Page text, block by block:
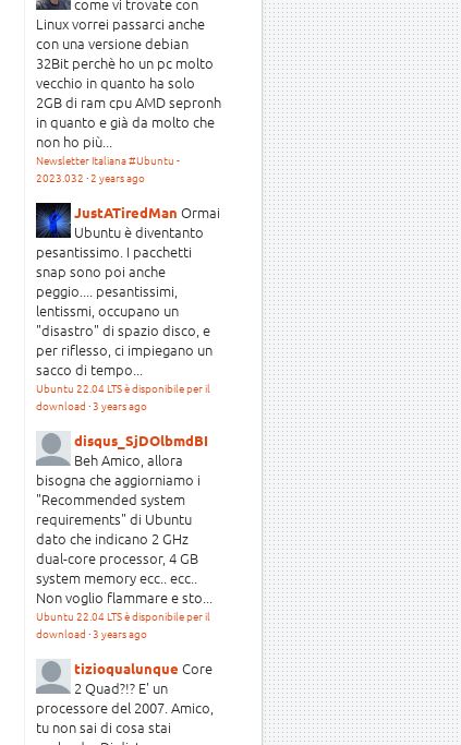
Linux vorrei passarci anche
con una versione debian
32Bit perchè ho un pc molto
vecchio in quanto ha solo
2GB di ram cpu AMD sepronh
in quanto e già da molto che
non ho più...
Newsletter Italiana #Ubuntu -
2023.032 ·2 years ago
JustATiredMan Ormai
Ubuntu è diventanto
pesantissimo. I pacchetti
snap sono poi anche
peggio.... pesantissimi,
lentissmi, occupano un
"disastro" di spazio disco, e
per riflesso, ci impiegano un
sacco di tempo...
Ubuntu 22.04 LTS è disponibile per il
download ·3 years ago
disqus_SjDOlbmdBI
Beh Amico, allora
bisogna che aggiorniamo i
"Recommended system
requirements" di Ubuntu
dato che indicano 2 GHz
dual-core processor, 4 GB
system memory ecc.. ecc..
Non voglio flammare e sto...
Ubuntu 22.04 LTS è disponibile per il
download ·3 years ago
tizioqualunque Core
2 Quad?!? E' un
processore del 2007. Amico,
tu non sai di cosa stai